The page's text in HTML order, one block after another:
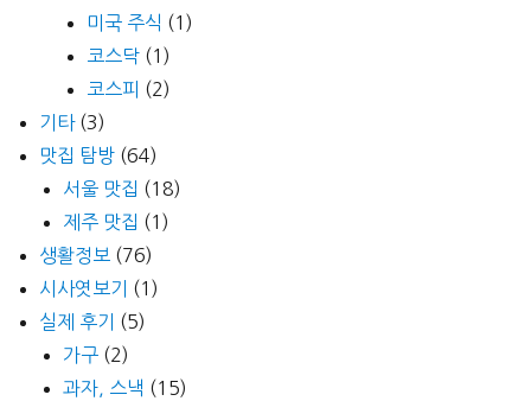
미국 주식 (1)
코스닥 (1)
코스피 (2)
기타(3)
맛집 탐방 (64)
서울 맛집 (18)
제주 맛집 (1)
생활정보 (76)
시사엿보기
(1)
실제 후기
(5)
가구 (2)
과자, 스낵 (15)